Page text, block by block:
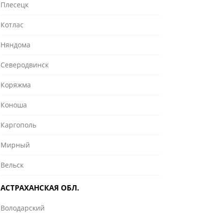
Плесецк
Котлас
Няндома
Северодвинск
Коряжма
Коноша
Каргополь
Мирный
Вельск
АСТРАХАНСКАЯ ОБЛ.
Володарский